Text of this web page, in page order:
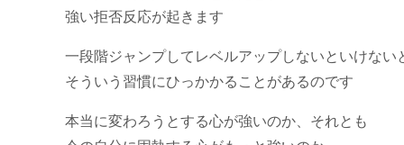
強い拒否反応が起きます
一段階ジャンプしてレベルアップしないといけない
そういう習慣にひっかかることがあるのです
本当に変わろうとする心が強いのか、それとも